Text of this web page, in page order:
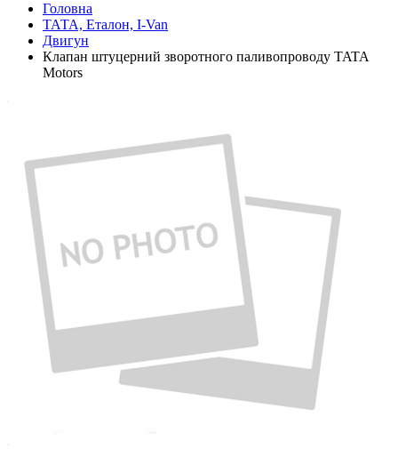
Головна
ТАТА, Еталон, I-Van
Двигун
Клапан штуцерний зворотного паливопроводу TATA
Motors